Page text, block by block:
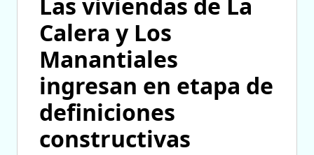
Las viviendas de La
Calera y Los
Manantiales
ingresan en etapa de
definiciones
constructivas